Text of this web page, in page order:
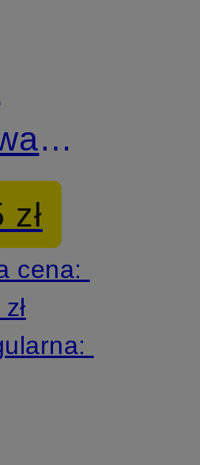
zł
cena: